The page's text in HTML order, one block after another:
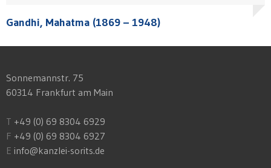
Gandhi, Mahatma (1869 – 1948)
Sonnemannstr. 75
60314 Frankfurt am Main
T +49 (0) 69 8304 6929
F +49 (0) 69 8304 6927
E info@kanzlei-sorits.de